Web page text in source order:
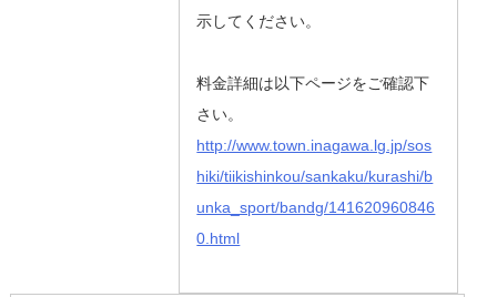
示してください。
料金詳細は以下ページをご確認下
さい。
http://www.town.inagawa.lg.jp/sos
hiki/tiikishinkou/sankaku/kurashi/b
unka_sport/bandg/141620960846
0.html